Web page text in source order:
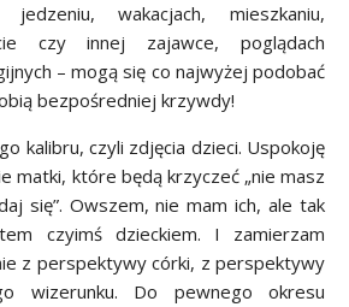
jedzeniu, wakacjach, mieszkaniu,
czy innej zajawce, poglądach
– mogą się co najwyżej podobać
bezpośredniej krzywdy!
kalibru, czyli zdjęcia dzieci. Uspokoję
matki, które będą krzyczeć „nie masz
się”. Owszem, nie mam ich, ale tak
czyimś dzieckiem. I zamierzam
z perspektywy córki, z perspektywy
wizerunku. Do pewnego okresu